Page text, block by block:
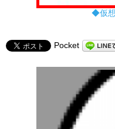
◆仮想
Pocket